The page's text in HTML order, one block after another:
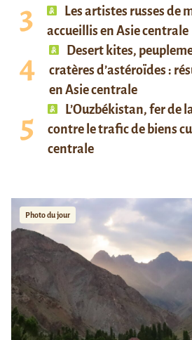
Les artistes russes de
accueillis en Asie centrale
Desert kites,
cratères d’astéroïdes :
en Asie centrale
L’Ouzbékistan, fer de
contre le trafic de biens
centrale
Photo du jour